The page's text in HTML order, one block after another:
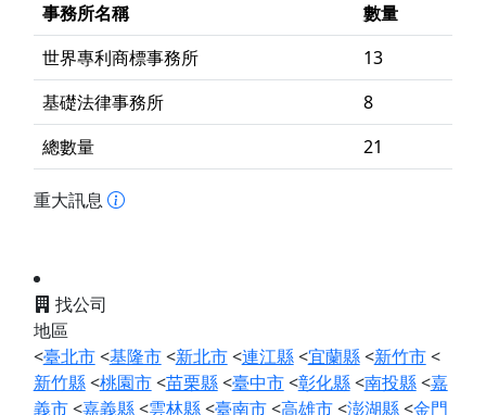
事務所名稱
數量
世界專利商標事務所
13
基礎法律事務所
8
總數量
21
重大訊息
找公司
地區
<臺北市<基隆市<新北市<連江縣<宜蘭縣<新竹市<
新竹縣<桃園市<苗栗縣<臺中市<彰化縣<南投縣<嘉
義市<嘉義縣<雲林縣<臺南市<高雄市<澎湖縣<金門